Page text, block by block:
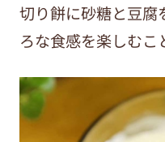
切り餅に砂糖と豆腐
ろな食感を楽しむこ